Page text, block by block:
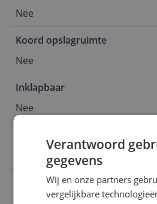
Nee
Koord opslagruimte
Nee
Inklapbaar
Nee
Hoogte instelbaar
Verantwoord
gegevens
Wij en onze partners
vergelijkbare